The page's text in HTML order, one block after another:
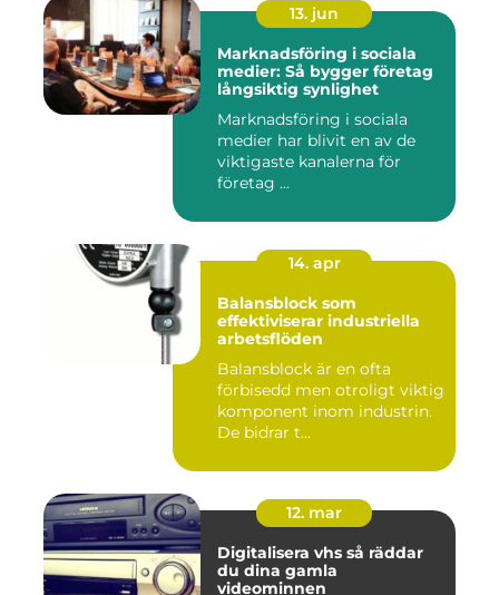
13. jun
Marknadsföring i sociala
medier: Så bygger företag
långsiktig synlighet
Marknadsföring i sociala
medier har blivit en av de
viktigaste kanalerna för
företag ...
14. apr
Balansblock som
effektiviserar industriella
arbetsflöden
Balansblock är en ofta
förbisedd men otroligt viktig
komponent inom industrin.
De bidrar t...
12. mar
Digitalisera vhs så räddar
du dina gamla
videominnen